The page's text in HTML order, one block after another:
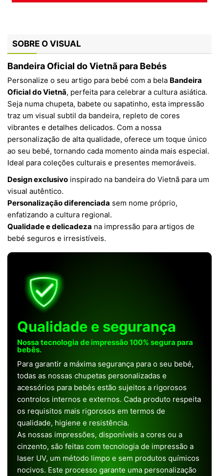
SOBRE O VISUAL
Bandeira Oficial do Vietnã para Bebés
Personalize o seu artigo para bebé com a bela Bandeira
Oficial do Vietnã, perfeita para celebrar a cultura asiática.
Seja numa chupeta, babete ou sapatinho, esta impressão
traz um visual subtil da bandeira, repleto de cores
vibrantes e detalhes delicados. Com a nossa
personalização de alta qualidade, oferece um toque único
ao seu bebé, tornando cada momento ainda mais especial.
Ideal para coleções culturais e presentes memoráveis.
Design exclusivo inspirado na bandeira do Vietnã para um
visual autêntico.
Personalização diferenciada sem nome próprio,
enfatizando a cultura regional.
Qualidade e delicadeza na impressão para artigos de
bebé seguros e irresistíveis.
Qualidade e segurança
Nossa tecnologia de impressão 100% segura para
bebês.
Para garantir a máxima segurança para o seu bebé,
todas as nossas chupetas personalizadas e
acessórios para bebés estão sujeitos a rigorosos
controlos internos e externos. Cada produto respeita
os requisitos mais rigorosos em termos de
qualidade, higiene e resistência.
As nossas impressões, disponíveis a cores ou a
cinzento, são feitas com tecnologia de impressão a
laser UV, um método limpo e sem produtos químicos
nocivos. Este processo garante uma personalização